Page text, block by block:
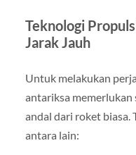
Teknologi
Jarak Jauh
Untuk melakukan
antariksa memerlukan
andal dari roket biasa.
antara lain: